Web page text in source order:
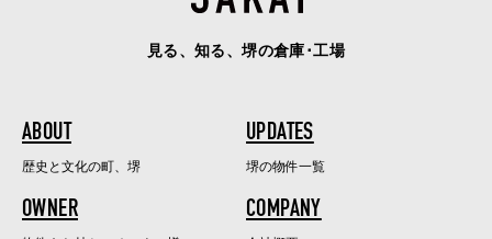
見る、知る、堺の倉庫･工場
ABOUT
歴史と文化の町、堺
UPDATES
堺の物件一覧
OWNER COMPANY